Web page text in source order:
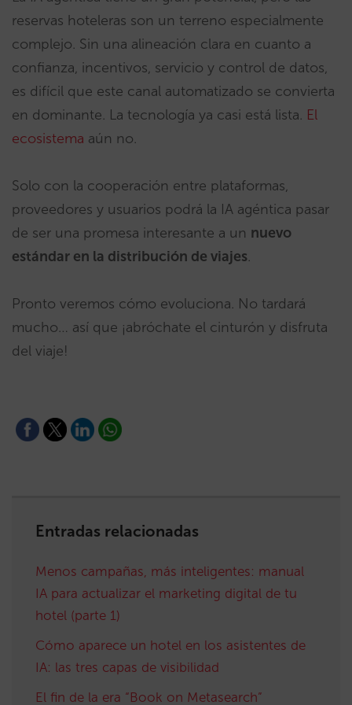
reservas hoteleras son un terreno especialmente
complejo. Sin una alineación clara en cuanto a
confianza, incentivos, servicio y control de datos,
es difícil que este canal automatizado se convierta
en dominante. La tecnología ya casi está lista. El
ecosistema aún no.
Solo con la cooperación entre plataformas,
proveedores y usuarios podrá la IA agéntica pasar
de ser una promesa interesante a un nuevo
estándar en la distribución de viajes.
Pronto veremos cómo evoluciona. No tardará
mucho… así que ¡abróchate el cinturón y disfruta
del viaje!
Entradas relacionadas
Menos campañas, más inteligentes: manual
IA para actualizar el marketing digital de tu
hotel (parte 1)
Cómo aparece un hotel en los asistentes de
IA: las tres capas de visibilidad
El fin de la era “Book on Metasearch”